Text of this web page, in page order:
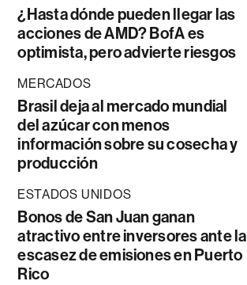
¿Hasta dónde pueden llegar las
acciones de AMD? BofA es
optimista, pero advierte riesgos
MERCADOS
Brasil deja al mercado mundial
del azúcar con menos
información sobre su cosecha y
producción
ESTADOS UNIDOS
Bonos de San Juan ganan
atractivo entre inversores ante la
escasez de emisiones en Puerto
Rico